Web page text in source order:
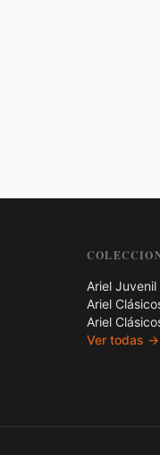
Ariel
Ariel
Ariel
Ver todas →